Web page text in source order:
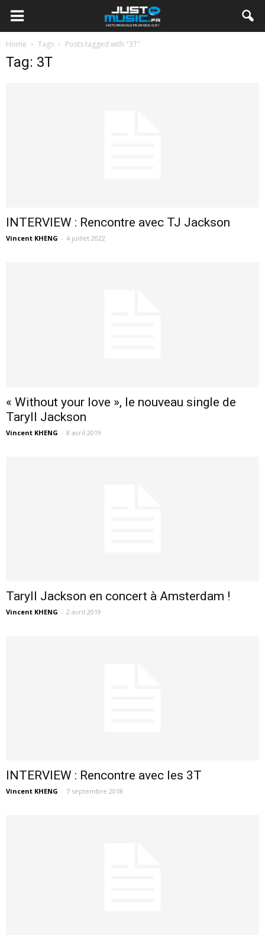
Home Tags Posts tagged with "3T"
Tag: 3T
INTERVIEW : Rencontre avec TJ Jackson
Vincent KHENG - 4 juillet 2022
« Without your love », le nouveau single de
Taryll Jackson
Vincent KHENG - 8 avril 2019
Taryll Jackson en concert à Amsterdam !
Vincent KHENG - 2 avril 2019
INTERVIEW : Rencontre avec les 3T
Vincent KHENG - 7 septembre 2018